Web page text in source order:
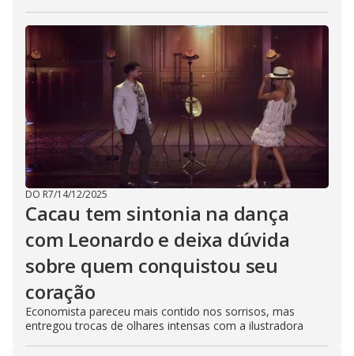
DO R7/14/12/2025
Cacau tem sintonia na dança
com Leonardo e deixa dúvida
sobre quem conquistou seu
coração
Economista pareceu mais contido nos sorrisos, mas
entregou trocas de olhares intensas com a ilustradora